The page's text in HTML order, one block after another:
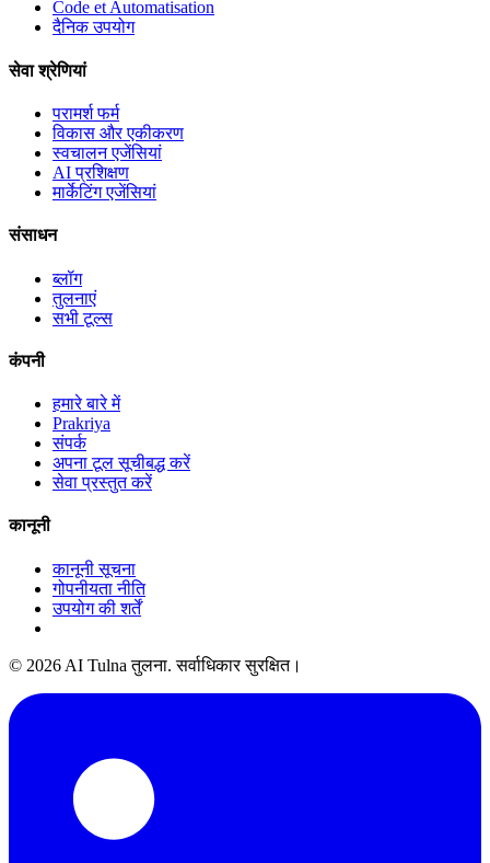
Code et Automatisation
दैनिक उपयोग
सेवा श्रेणियां
परामर्श फर्म
विकास और एकीकरण
स्वचालन एजेंसियां
AI प्रशिक्षण
मार्केटिंग एजेंसियां
संसाधन
ब्लॉग
तुलनाएं
सभी टूल्स
कंपनी
हमारे बारे में
Prakriya
संपर्क
अपना टूल सूचीबद्ध करें
सेवा प्रस्तुत करें
कानूनी
कानूनी सूचना
गोपनीयता नीति
उपयोग की शर्तें
© 2026 AI Tulna तुलना. सर्वाधिकार सुरक्षित।